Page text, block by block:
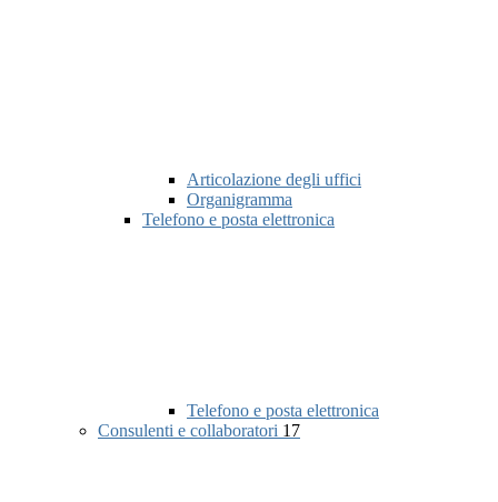
Articolazione degli uffici
Organigramma
Telefono e posta elettronica
Telefono e posta elettronica
Consulenti e collaboratori 17